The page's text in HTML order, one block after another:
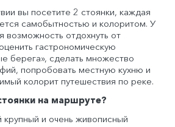
вы посетите 2 стоянки, каждая
самобытностью и колоритом. У
возможность отдохнуть от
гастрономическую
берега», сделать множество
попробовать местную кухню и
колорит путешествия по реке.
на маршруте?
крупный и очень живописный